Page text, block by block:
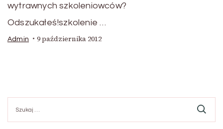
wytrawnych szkoleniowców?
Odszukałeś!szkolenie …
Admin 9 października 2012